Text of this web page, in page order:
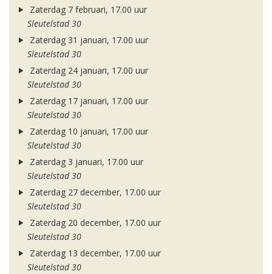
Zaterdag 7 februari, 17.00 uur
Sleutelstad 30
Zaterdag 31 januari, 17.00 uur
Sleutelstad 30
Zaterdag 24 januari, 17.00 uur
Sleutelstad 30
Zaterdag 17 januari, 17.00 uur
Sleutelstad 30
Zaterdag 10 januari, 17.00 uur
Sleutelstad 30
Zaterdag 3 januari, 17.00 uur
Sleutelstad 30
Zaterdag 27 december, 17.00 uur
Sleutelstad 30
Zaterdag 20 december, 17.00 uur
Sleutelstad 30
Zaterdag 13 december, 17.00 uur
Sleutelstad 30